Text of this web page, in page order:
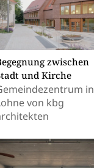
zwischen
und Kirche
in
von kbg